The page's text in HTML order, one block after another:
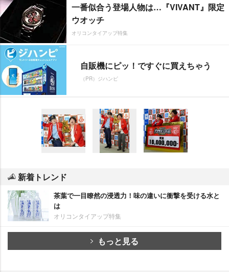
一番似合う登場人物は…『VIVANT』限定
ウオッチ
オリコンタイアップ特集
自販機にピッ！ですぐに買えちゃう
（PR）ジハンピ
新着トレンド
茶葉で一目瞭然の浸透力！味の違いに衝撃を受ける水と
は
オリコンタイアップ特集
もっと見る